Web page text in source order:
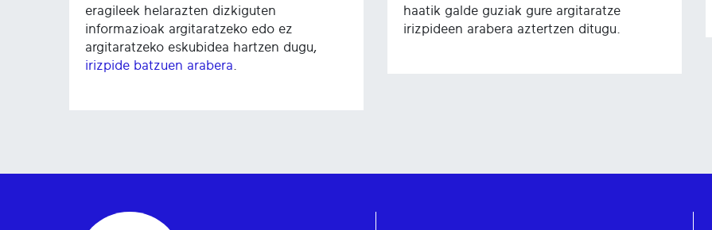
eragileek helarazten dizkiguten
informazioak argitaratzeko edo ez
argitaratzeko eskubidea hartzen dugu,
irizpide batzuen arabera
haatik galde guziak gure argitaratze
irizpideen arabera aztertzen ditugu.